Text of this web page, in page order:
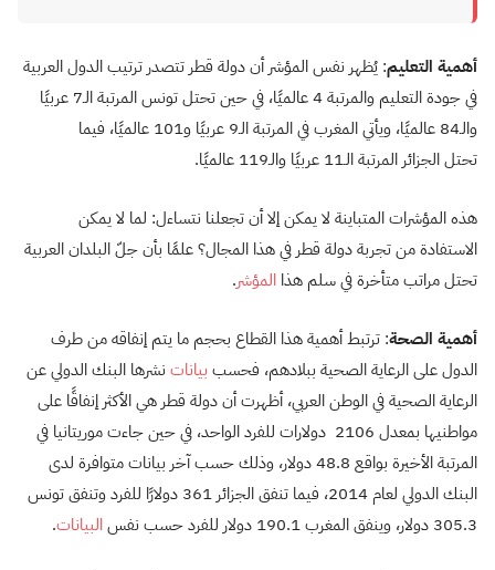
أهمية التعليم: يُظهر نفس المؤشر أن دولة قطر تتصدر ترتيب الدول العربية
في جودة التعليم والمرتبة 4 عالميًا، في حين تحتل تونس المرتبة الـ7 عربيًا
والـ84 عالميًا، ويأتي المغرب في المرتبة الـ9 عربيًا و101 عالميًا، فيما
تحتل الجزائر المرتبة الـ11 عربيًا والـ119 عالميًا.
هذه المؤشرات المتباينة لا يمكن إلا أن تجعلنا نتساءل: لما لا يمكن
الاستفادة من تجربة دولة قطر في هذا المجال؟ علمًا بأن جلّ البلدان العربية
تحتل مراتب متأخرة في سلم هذا المؤشر.
أهمية الصحة: ترتبط أهمية هذا القطاع بحجم ما يتم إنفاقه من طرف
الدول على الرعاية الصحية ببلادهم، فحسب بيانات نشرها البنك الدولي عن
الرعاية الصحية في الوطن العربي، أظهرت أن دولة قطر هي الأكثر إنفاقًا على
مواطنيها بمعدل 2106 دولارات للفرد الواحد، في حين جاءت موريتانيا في
المرتبة الأخيرة بواقع 48.8 دولار، وذلك حسب آخر بيانات متوافرة لدى
البنك الدولي لعام 2014، فيما تنفق الجزائر 361 دولارًا للفرد وتنفق تونس
305.3 دولار، وينفق المغرب 190.1 دولار للفرد حسب نفس
البيانات.